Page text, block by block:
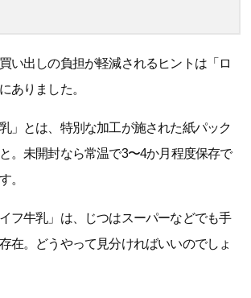
い出しの負担が軽減されるヒントは「ロ
ありました。
」とは、特別な加工が施された紙パック
。未開封なら常温で3〜4か月程度保存で
。
フ牛乳」は、じつはスーパーなどでも手
在。どうやって見分ければいいのでしょ